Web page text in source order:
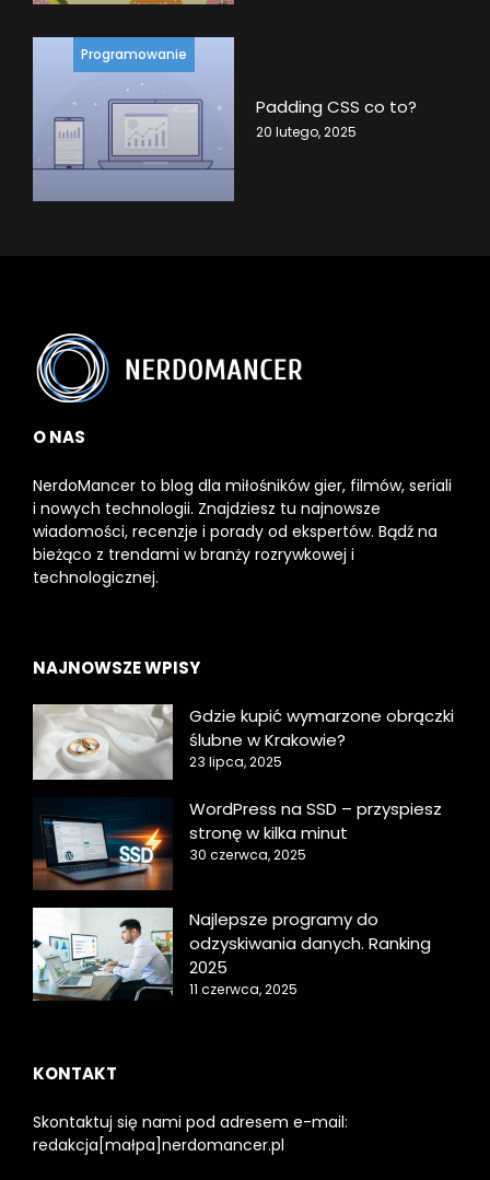
Programowanie
Padding CSS co to?
20 lutego, 2025
O NAS
NerdoMancer to blog dla miłośników gier, filmów, seriali
i nowych technologii. Znajdziesz tu najnowsze
wiadomości, recenzje i porady od ekspertów. Bądź na
bieżąco z trendami w branży rozrywkowej i
technologicznej.
NAJNOWSZE WPISY
Gdzie kupić wymarzone obrączki
ślubne w Krakowie?
23 lipca, 2025
WordPress na SSD – przyspiesz
stronę w kilka minut
30 czerwca, 2025
Najlepsze programy do
odzyskiwania danych. Ranking
2025
11 czerwca, 2025
KONTAKT
Skontaktuj się nami pod adresem e-mail:
redakcja[małpa]nerdomancer.pl